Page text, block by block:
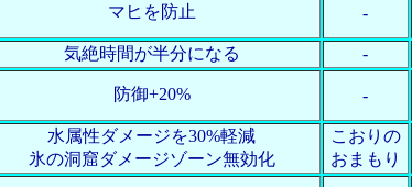
マヒを防止 -
気絶時間が半分になる -
防御+20% -
水属性ダメージを30%軽減
氷の洞窟ダメージゾーン無効化
こおりの
おまもり